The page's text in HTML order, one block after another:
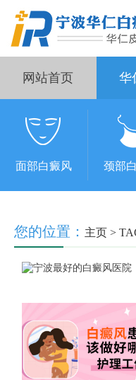
网站首页 华
面部白癜风 颈部
您的位置： 主页 >